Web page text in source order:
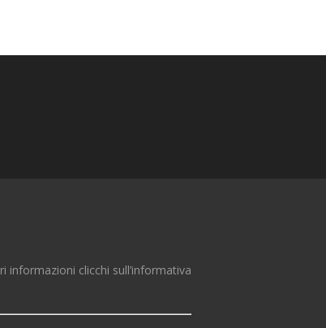
informazioni clicchi sull’informativa